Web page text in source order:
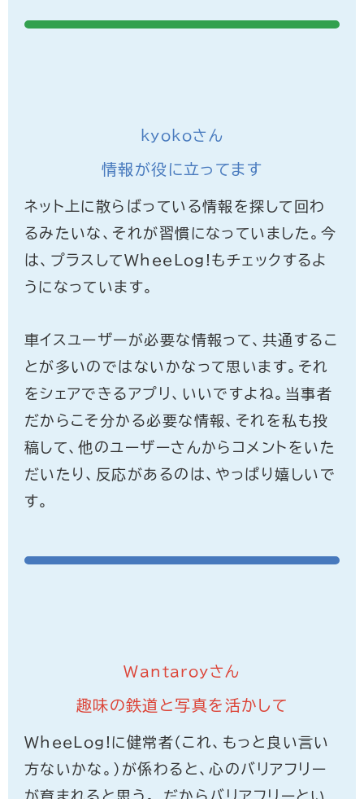
kyokoさん
情報が役に立ってます
ネット上に散らばっている情報を探して回わ
るみたいな、それが習慣になっていました。今
は、プラスしてWheeLog!もチェックするよ
うになっています。
車イスユーザーが必要な情報って、共通するこ
とが多いのではないかなって思います。それ
をシェアできるアプリ、いいですよね。当事者
だからこそ分かる必要な情報、それを私も投
稿して、他のユーザーさんからコメントをいた
だいたり、反応があるのは、やっぱり嬉しいで
す。
Wantaroyさん
趣味の鉄道と写真を活かして
WheeLog!に健常者(これ、もっと良い言い
方ないかな。)が係わると、心のバリアフリー